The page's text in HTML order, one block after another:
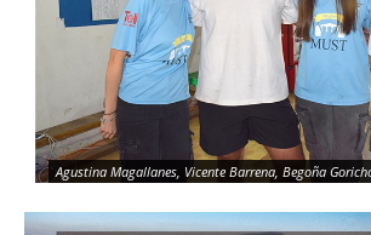
Agustina Magallanes, Vicente Barrena, Begoña